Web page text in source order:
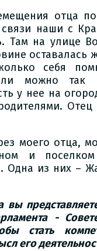
отца
наши с
Там на улице
оставалась
себя
можно так
у нее на
Отец
моего отца,
и
из них –
вы
-
стать
его